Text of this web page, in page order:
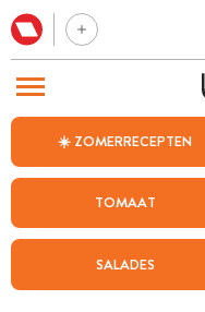
☀️ ZOMERRECEPTEN
TOMAAT
SALADES
BEZOEK ONZE ANDERE WEBSITES
WEEKMENU
CHAT MET MAIA